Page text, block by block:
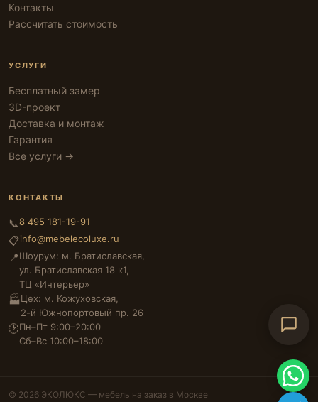
Контакты
Рассчитать стоимость
УСЛУГИ
Бесплатный замер
3D-проект
Доставка и монтаж
Гарантия
Все услуги →
КОНТАКТЫ
📞8 495 181-19-91
📋info@mebelecoluxe.ru
📍Шоурум: м. Братиславская,
ул. Братиславская 18 к1,
ТЦ «Интерьер»
🏭Цех: м. Кожуховская,
2-й Южнопортовый пр. 26
🕑Пн–Пт 9:00–20:00
Сб–Вс 10:00–18:00
© 2026 ЭКОЛЮКС — мебель на заказ в Москве